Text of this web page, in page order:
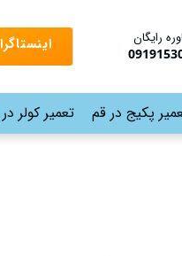
رایگان
پکیج در قم تعمیر کولر